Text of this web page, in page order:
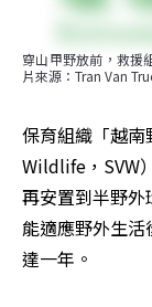
穿山甲野放前，救援
片來源：Tran Van
保育組織「越
Wildlife，SVW
再安置到半野
能適應野外生
達一年。